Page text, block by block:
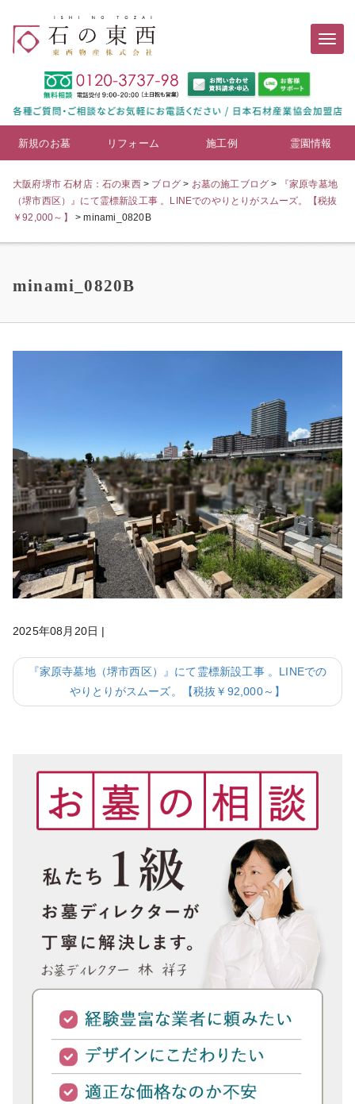
新規のお墓 リフォーム 施工例 霊園情報
大阪府堺市 石材店：石の東西> ブログ > お墓の施工ブログ >
『家原寺墓地
（堺市西区）』にて霊標新設工事 。LINEでのやりとりがスムーズ。【税抜
￥92,000～】
>minami_0820B
minami_0820B
2025年08月20日 |
『家原寺墓地（堺市西区）』にて霊標新設工事 。LINEでの
やりとりがスムーズ。【税抜￥92,000～】